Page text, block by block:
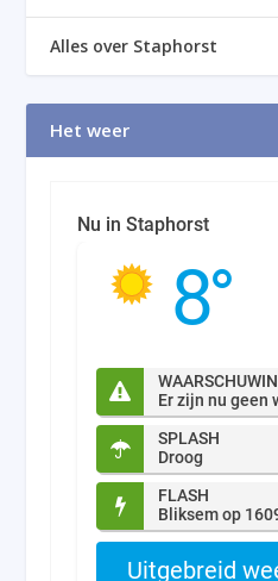
Alles over Staphorst
Het weer